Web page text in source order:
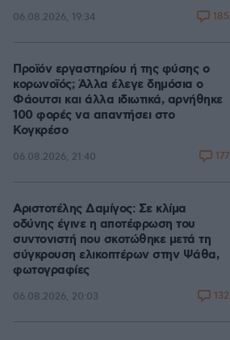
06.08.2026, 19:34 185
Προϊόν εργαστηρίου ή της φύσης ο
κορωνοϊός; Άλλα έλεγε δημόσια ο
Φάουτσι και άλλα ιδιωτικά, αρνήθηκε
100 φορές να απαντήσει στο
Κογκρέσο
06.08.2026, 21:40 177
Αριστοτέλης Δαμίγος: Σε κλίμα
οδύνης έγινε η αποτέφρωση του
συντονιστή που σκοτώθηκε μετά τη
σύγκρουση ελικοπτέρων στην Ψάθα,
φωτογραφίες
06.08.2026, 20:03 132